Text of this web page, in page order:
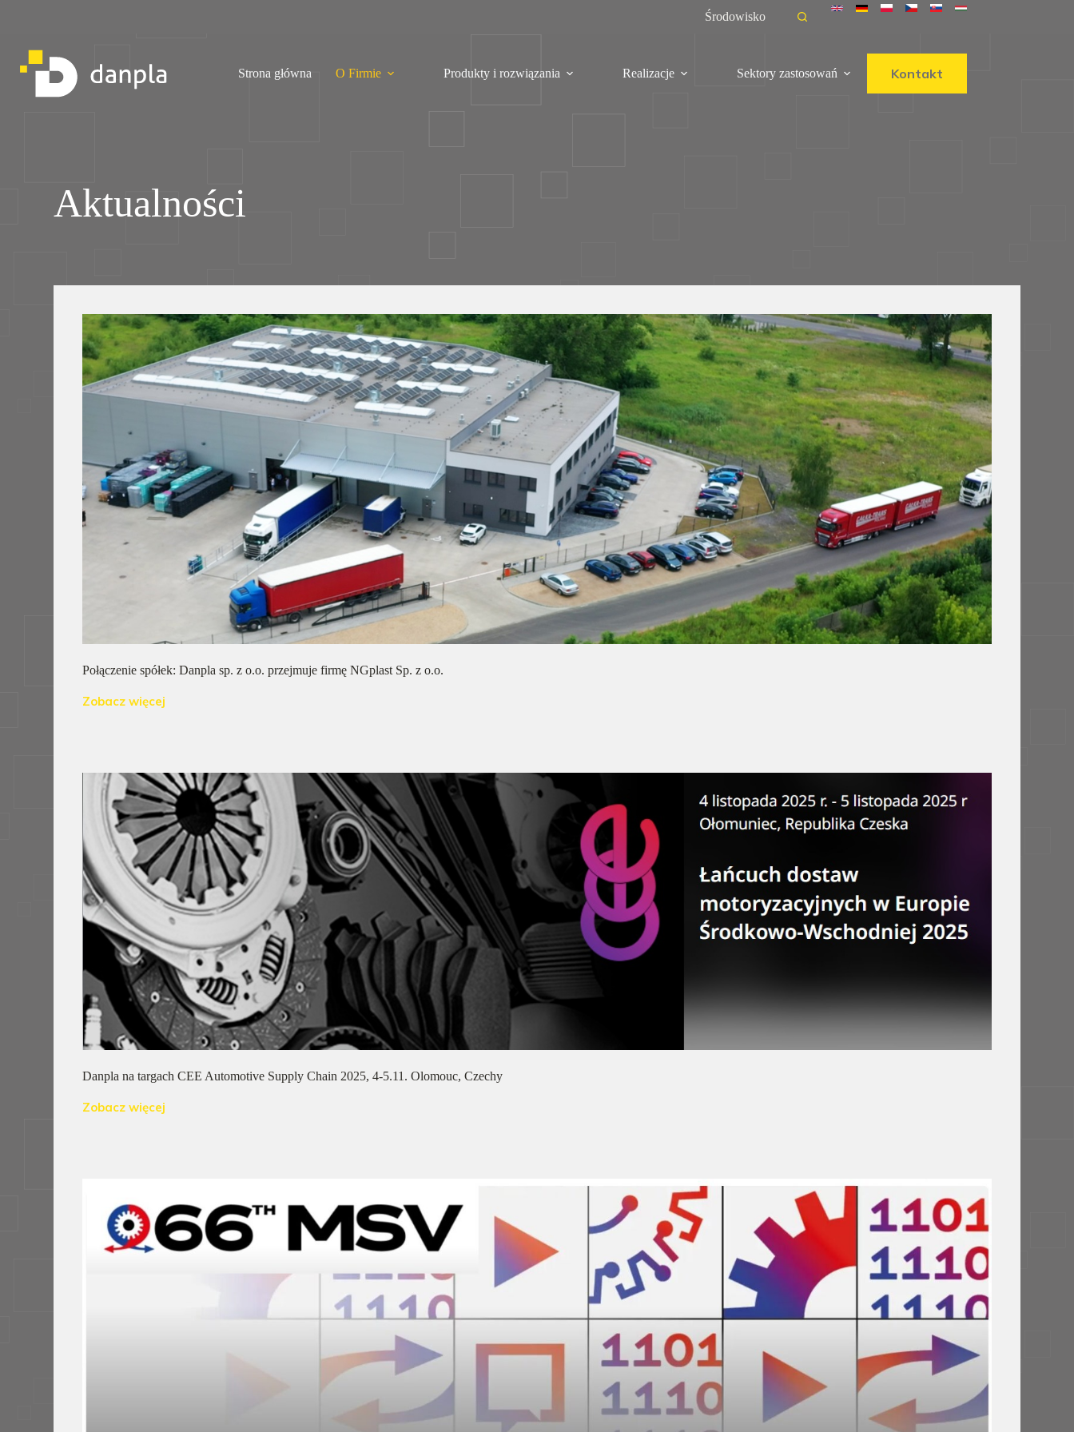
Środowisko
Strona główna O Firmie Produkty i rozwiązania Realizacje Sektory zastosowań Kontakt
Aktualności
Połączenie spółek: Danpla sp. z o.o. przejmuje firmę NGplast Sp. z o.o.
Zobacz więcej
Danpla na targach CEE Automotive Supply Chain 2025, 4-5.11. Olomouc, Czechy
Zobacz więcej